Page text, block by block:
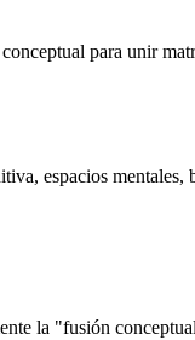
para unir
espacios
la "fusión